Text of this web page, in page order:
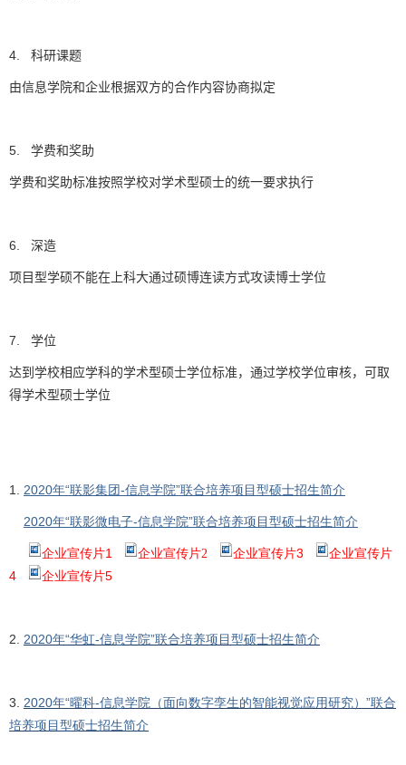
4. 科研课题
由信息学院和企业根据双方的合作内容协商拟定
5. 学费和奖助
学费和奖助标准按照学校对学术型硕士的统一要求执行
6. 深造
项目型学硕不能在上科大通过硕博连读方式攻读博士学位
7. 学位
达到学校相应学科的学术型硕士学位标准，通过学校学位审核，可取
得学术型硕士学位
1. 2020年“联影集团-信息学院”联合培养项目型硕士招生简介
2020年“联影微电子-信息学院”联合培养项目型硕士招生简介
企业宣传片1 企业宣传片2 企业宣传片3
企业宣传片
4
企业宣传片5
2. 2020年“华虹-信息学院”联合培养项目型硕士招生简介
3. 2020年“曜科-信息学院（面向数字孪生的智能视觉应用研究）”联合
培养项目型硕士招生简介